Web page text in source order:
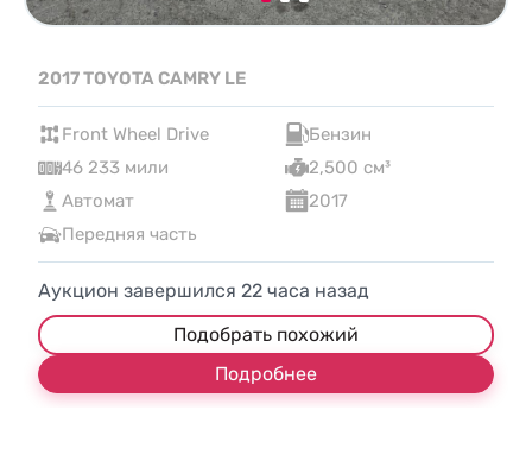
2017 TOYOTA CAMRY LE
Front Wheel Drive
Бензин
46 233 мили
2,500 см³
Автомат
2017
Передняя часть
Аукцион завершился 22 часа назад
Подобрать похожий
Подробнее